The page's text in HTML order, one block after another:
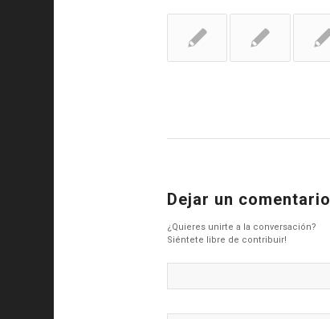
Dejar un comentario
¿Quieres unirte a la conversación?
Siéntete libre de contribuir!